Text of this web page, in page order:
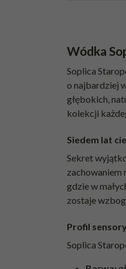
Wódka
Soplica
o najbardziej
głębokich,
kolekcji
Siedem lat
Sekret
zachowaniem
gdzie w
zostaje
Profil
Soplica